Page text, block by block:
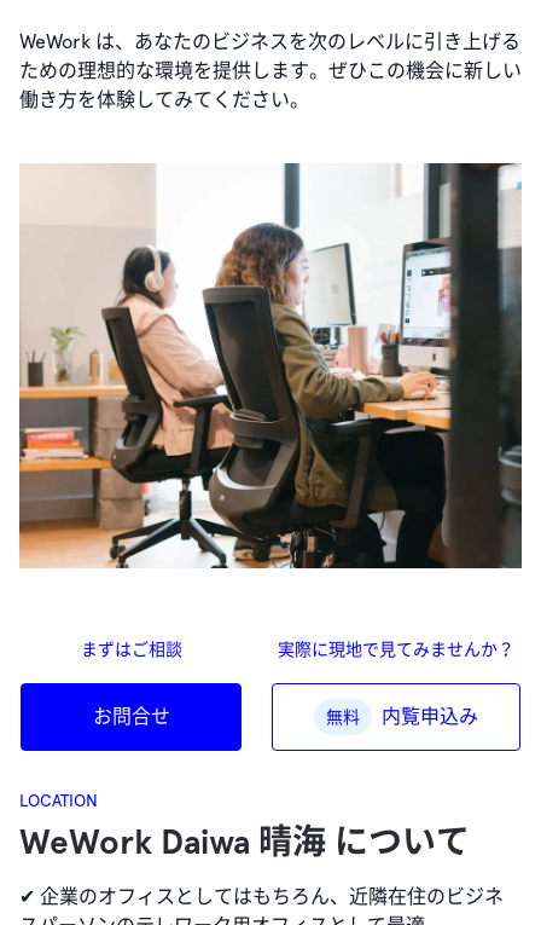
WeWork は、あなたのビジネスを次のレベルに引き上げる
ための理想的な環境を提供します。ぜひこの機会に新しい
働き方を体験してみてください。
まずはご相談 実際に現地で見てみませんか？
お問合せ 無料 内覧申込み
LOCATION
WeWork Daiwa 晴海 について
✔︎ 企業のオフィスとしてはもちろん、近隣在住のビジネ